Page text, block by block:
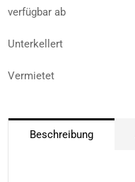
verfügbar ab
Unterkellert
Vermietet
Beschreibung